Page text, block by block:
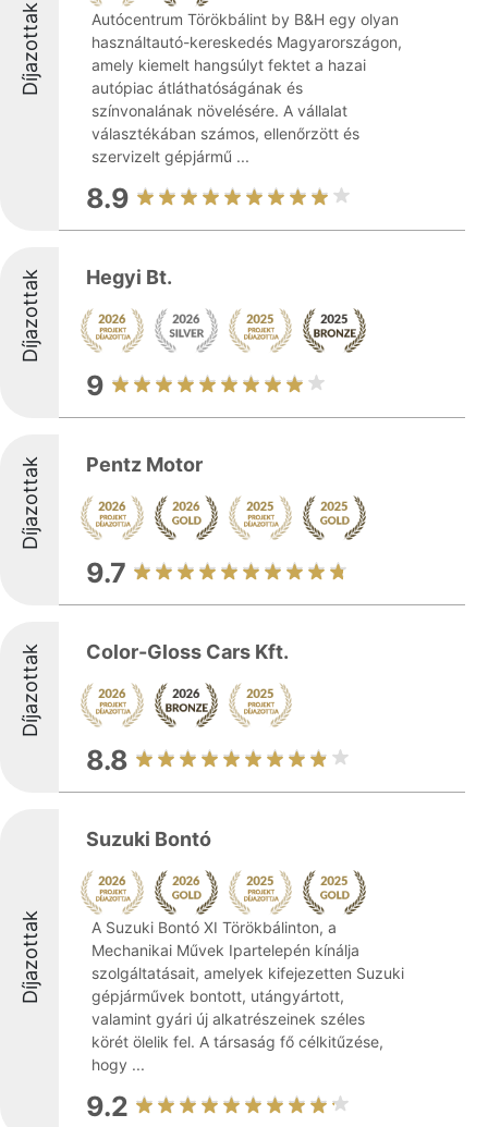
Díjazottak
Autócentrum Törökbálint by B&H egy olyan
használtautó-kereskedés Magyarországon,
amely kiemelt hangsúlyt fektet a hazai
autópiac átláthatóságának és
színvonalának növelésére. A vállalat
választékában számos, ellenőrzött és
szervizelt gépjármű ...
8.9
Díjazottak Hegyi Bt.
9
Díjazottak Pentz Motor
9.7
Díjazottak Color-Gloss Cars Kft.
8.8
Díjazottak
Suzuki Bontó
A Suzuki Bontó XI Törökbálinton, a
Mechanikai Művek Ipartelepén kínálja
szolgáltatásait, amelyek kifejezetten Suzuki
gépjárművek bontott, utángyártott,
valamint gyári új alkatrészeinek széles
körét ölelik fel. A társaság fő célkitűzése,
hogy ...
9.2